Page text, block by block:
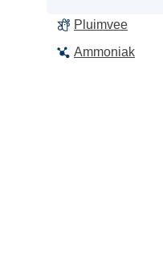
Categorieën
Pluimvee
Ammoniak